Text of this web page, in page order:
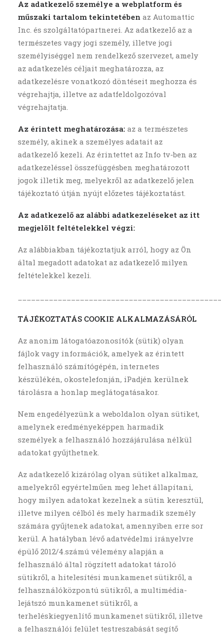
Az adatkezelő személye a webplatform és
műszaki tartalom tekintetében az Automattic
Inc. és szolgáltatópartnerei. Az adatkezelő az a
természetes vagy jogi személy, illetve jogi
személyiséggel nem rendelkező szervezet, amely
az adatkezelés céljait meghatározza, az
adatkezelésre vonatkozó döntéseit meghozza és
végrehajtja, illetve az adatfeldolgozóval
végrehajtatja.
Az érintett meghatározása: az a természetes
személy, akinek a személyes adatait az
adatkezelő kezeli. Az érintettet az Info tv-ben az
adatkezeléssel összefüggésben meghatározott
jogok illetik meg, melyekről az adatkezelő jelen
tájékoztató útján nyújt előzetes tájékoztatást.
Az adatkezelő az alábbi adatkezeléseket az itt
megjelölt feltételekkel végzi:
Az alábbiakban tájékoztatjuk arról, hogy az Ön
által megadott adatokat az adatkezelő milyen
feltételekkel kezeli.
TÁJÉKOZTATÁS COOKIE ALKALMAZÁSÁRÓL
Az anonim látogatóazonosítók (sütik) olyan
fájlok vagy információk, amelyek az érintett
felhasználó számítógépén, internetes
készülékén, okostelefonján, iPadjén kerülnek
tárolásra a honlap meglátogatásakor.
Nem engedélyezünk a weboldalon olyan sütiket,
amelynek eredményeképpen harmadik
személyek a felhasználó hozzájárulása nélkül
adatokat gyűjthetnek.
Az adatkezelő kizárólag olyan sütiket alkalmaz,
amelyekről egyértelműen meg lehet állapítani,
hogy milyen adatokat kezelnek a sütin keresztül,
illetve milyen célból és mely harmadik személy
számára gyűjtenek adatokat, amennyiben erre sor
kerül. A hatályban lévő adatvédelmi irányelvre
épülő 2012/4.számú vélemény alapján a
felhasználó által rögzített adatokat tároló
sütikről, a hitelesítési munkamenet sütikről, a
felhasználóközpontú sütikről, a multimédia-
lejátszó munkamenet sütikről, a
terheléskiegyenlítő munkamenet sütikről, illetve
a felhasználói felület testreszabását segítő